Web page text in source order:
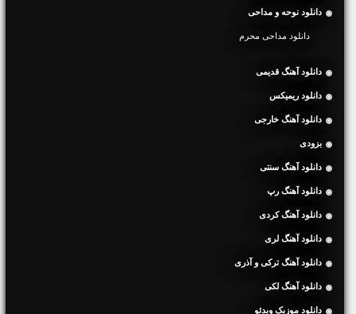
دانلود نوحه و مداحی
دانلود مداحی محرم
دانلود آهنگ قدیمی
دانلود ریمیکس
دانلود آهنگ خارجی
بزودی
دانلود آهنگ سنتی
دانلود آهنگ رپ
دانلود آهنگ کردی
دانلود آهنگ لری
دانلود آهنگ ترکی و آذری
دانلود آهنگ لکی
دانلود موزیک ویدئو